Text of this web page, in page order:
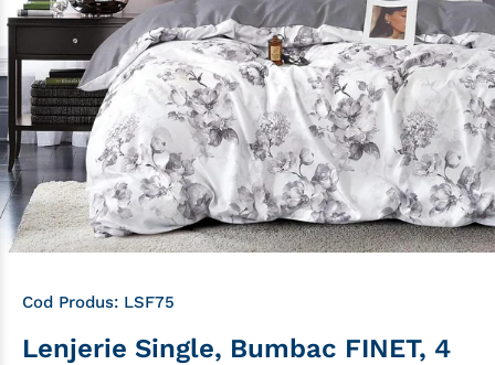
Cod Produs: LSF75
Lenjerie Single, Bumbac FINET, 4